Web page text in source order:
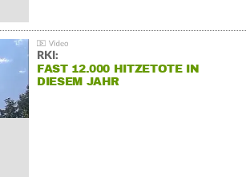
RKI:
FAST 12.000 HITZETOTE IN
DIESEM JAHR